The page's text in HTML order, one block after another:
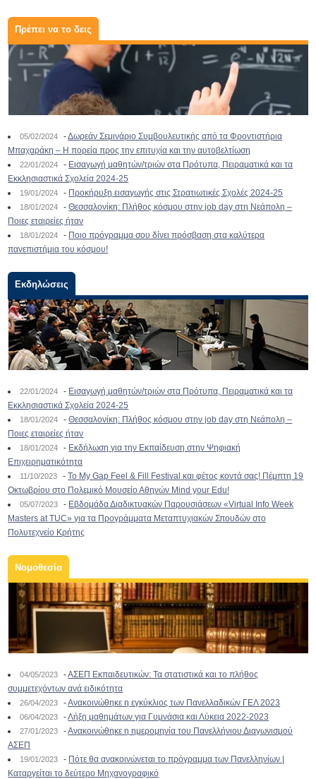
Πρέπει να το δεις
05/02/2024 -Δωρεάν Σεμινάριο Συμβουλευτικής από τα Φροντιστήρια
Μπαχαράκη – Η πορεία προς την επιτυχία και την αυτοβελτίωση
22/01/2024 - Εισαγωγή μαθητών/τριών στα Πρότυπα, Πειραματικά και τα
Εκκλησιαστικά Σχολεία 2024-25
19/01/2024 - Προκήρυξη εισαγωγής στις Στρατιωτικές Σχολές 2024-25
18/01/2024 -Θεσσαλονίκη: Πλήθος κόσμου στην job day στη Νεάπολη –
Ποιες εταιρείες ήταν
18/01/2024 - Ποιο πρόγραμμα σου δίνει πρόσβαση στα καλύτερα
πανεπιστήμια του κόσμου!
Εκδηλώσεις
22/01/2024 - Εισαγωγή μαθητών/τριών στα Πρότυπα, Πειραματικά και τα
Εκκλησιαστικά Σχολεία 2024-25
18/01/2024 -Θεσσαλονίκη: Πλήθος κόσμου στην job day στη Νεάπολη –
Ποιες εταιρείες ήταν
18/01/2024 - Εκδήλωση για την Εκπαίδευση στην Ψηφιακή
Επιχειρηματικότητα
11/10/2023 -To My Gap Feel & Fill Festival και φέτος κοντά σας! Πέμπτη 19
Οκτωβρίου στο Πολεμικό Μουσείο Αθηνών Mind your Edu!
05/07/2023 - Εβδομάδα Διαδικτυακών Παρουσιάσεων «Virtual Info Week
Masters at TUC» για τα Προγράμματα Μεταπτυχιακών Σπουδών στο
Πολυτεχνείο Κρήτης
Νομοθεσία
04/05/2023 -ΑΣΕΠ Εκπαιδευτικών: Τα στατιστικά και το πλήθος
συμμετεχόντων ανά ειδικότητα
26/04/2023 -Ανακοινώθηκε η εγκύκλιος των Πανελλαδικών ΓΕΛ 2023
06/04/2023 -Λήξη μαθημάτων για Γυμνάσια και Λύκεια 2022-2023
27/01/2023 -Ανακοινώθηκε η ημερομηνία του Πανελλήνιου Διαγωνισμού
ΑΣΕΠ
19/01/2023 - Πότε θα ανακοινώνεται το πρόγραμμα των Πανελληνίων |
Καταργείται το δεύτερο Μηχανογραφικό